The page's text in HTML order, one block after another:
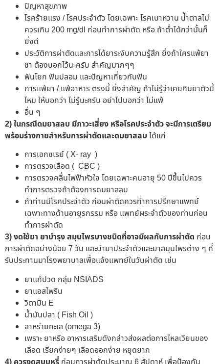
ปัญหาสุขภาพ
โรคร้ายแรง / โรคประจำตัว โดยเฉพาะ โรคเบาหวาน น้ำตาลไม่
ควรเกิน 200 mg/dl ก่อนทำการผ่าตัด หรือ ถ้าต่ำได้กว่านั้นก็
ยิ่งดี
ประวัติการผ่าตัดและการได้ยาระงับความรู้สึก ยิ่งถ้าใครแพ้ยา
ชา ต้องบอกไว้นะครับ สำคัญมากๆๆ
ฟันโยก ฟันปลอม และปัญหาเกี่ยวกับฟัน
การแพ้ยา / แพ้อาหาร ตรงนี้ ยิ่งสำคัญ ถ้าไม่รู้ว่าเคยกินยาตัวนี้
ไหม ให้บอกว่า ไม่รู้นะครับ อย่าไปบอกว่า ไม่แพ้
อื่น ๆ
2)ในกรณีดมยาสลบ มีภาวะเสี่ยง หรือโรคประจำตัว จะมีการเตรียม
พร้อมร่างกายสำหรับการผ่าตัดและดมยาสลบ ได้แก่
การเอกซเรย์ ( X- ray )
การตรวจเลือด ( CBC )
การตรวจคลื่นไฟฟ้าหัวใจ โดยเฉพาะคนอายุ 50 ปีขึ้นไปควร
ทำการตรวจถ้าต้องการดมยาสลบ
ถ้าท่านมีโรคประจำตัว ก่อนผ่าตัดควรทำการปรึกษาแพทย์
เฉพาะทางด้านอายุรกรรม หรือ แพทย์ผระจำตัวของท่านก่อน
ทำการผ่าตัด
3) งดใช้ยา ยาบำรุง สมุนไพรบางชนิดที่อาจมีผลกับการผ่าตัด ก่อน
การผ่าตัดอย่างน้อย 7 วัน และนำยาประจำตัวและยาสมุนไพรต่าง ๆ ที่
รับประทานมาโรงพยาบาลเพื่อแจ้งแพทย์ในวันผ่าตัด เช่น
ยาแก้ปวด กลุ่ม NSIADS
ยาแอสไพริน
วิตามิน E
น้ำมันปลา ( Fish Oil )
สาหร่ายทะเล (omega 3)
เพราะ ยาหรือ อาหารเสริมดังกล่าวส่งผลต่อการไหลเวียนของ
เลือด เรียกง่ายๆ เลือดออกง่าย หยุดยาก